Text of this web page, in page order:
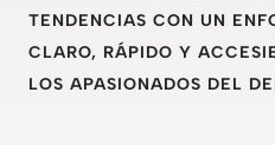
TENDENCIAS CON UN
CLARO, RÁPIDO Y
LOS APASIONADOS DEL